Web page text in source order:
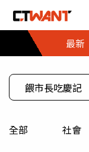
最新
全部 社會